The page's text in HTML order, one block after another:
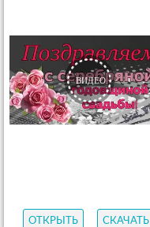
ОТКРЫТЬ СКАЧАТЬ